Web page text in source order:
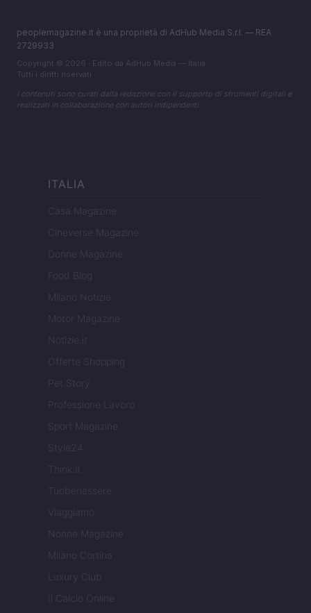
peoplemagazine.it è una proprietà di AdHub Media S.r.l. — REA
2729933
Copyright © 2026 · Edito da AdHub Media — Italia
Tutti i diritti riservati
I contenuti sono curati dalla redazione con il supporto di strumenti digitali e
realizzati in collaborazione con autori indipendenti.
ITALIA
Casa Magazine
Cineverse Magazine
Donne Magazine
Food Blog
Milano Notizie
Motor Magazine
Notizie.it
Offerte Shopping
Pet Story
Professione Lavoro
Sport Magazine
Style24
Think.it
Tuobenessere
Viaggiamo
Nonne Magazine
Milano Cortina
Luxury Club
Il Calcio Online